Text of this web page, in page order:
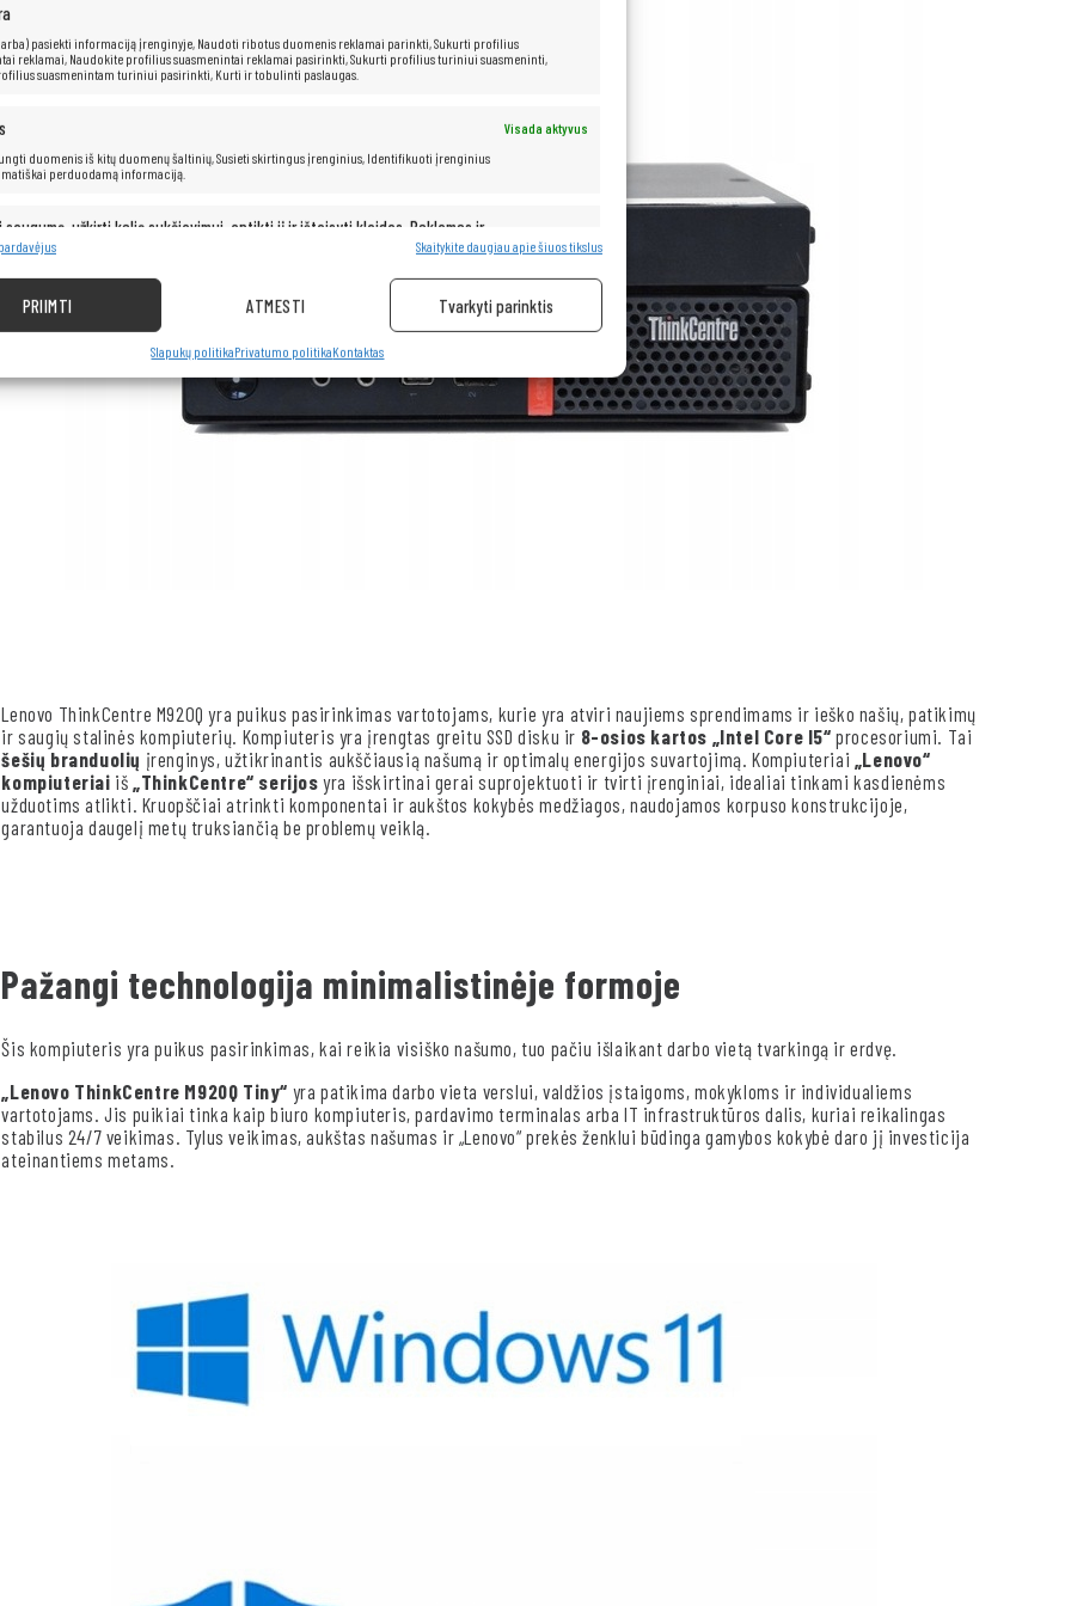
pasiekti informaciją įrenginyje, Naudoti ribotus duomenis reklamai parinkti, Sukurti profilius
reklamai, Naudokite profilius suasmenintai reklamai pasirinkti, Sukurti profilius turiniui suasmeninti,
suasmenintam turiniui pasirinkti, Kurti ir tobulinti paslaugas.
Visada aktyvus
duomenis iš kitų duomenų šaltinių, Susieti skirtingus įrenginius, Identifikuoti įrenginius
perduodamą informaciją.
saugumą, užkirti kelią sukčiavimui, aptikti jį ir ištaisyti klaidas, Reklamos ir
ir pateikimas.
Skaitykite daugiau apie šiuos tikslus
PRIIMTI ATMESTI Tvarkyti parinktis
Slapukų politikaPrivatumo politikaKontaktas
Lenovo ThinkCentre M920Q yra puikus pasirinkimas vartotojams, kurie yra atviri naujiems sprendimams ir ieško našių, patikimų
ir saugių stalinės kompiuterių. Kompiuteris yra įrengtas greitu SSD disku ir 8-osios kartos „Intel Core I5“ procesoriumi. Tai
šešių branduolių įrenginys, užtikrinantis aukščiausią našumą ir optimalų energijos suvartojimą. Kompiuteriai „Lenovo“
kompiuteriai iš „ThinkCentre“ serijos yra išskirtinai gerai suprojektuoti ir tvirti įrenginiai, idealiai tinkami kasdienėms
užduotims atlikti. Kruopščiai atrinkti komponentai ir aukštos kokybės medžiagos, naudojamos korpuso konstrukcijoje,
garantuoja daugelį metų truksiančią be problemų veiklą.
Pažangi technologija minimalistinėje formoje
Šis kompiuteris yra puikus pasirinkimas, kai reikia visiško našumo, tuo pačiu išlaikant darbo vietą tvarkingą ir erdvę.
„Lenovo ThinkCentre M920Q Tiny“ yra patikima darbo vieta verslui, valdžios įstaigoms, mokykloms ir individualiems
vartotojams. Jis puikiai tinka kaip biuro kompiuteris, pardavimo terminalas arba IT infrastruktūros dalis, kuriai reikalingas
stabilus 24/7 veikimas. Tylus veikimas, aukštas našumas ir „Lenovo“ prekės ženklui būdinga gamybos kokybė daro jį investicija
ateinantiems metams.